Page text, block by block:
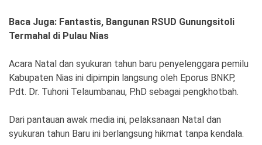
All
Right
Reserve
Baca Juga: Fantastis, Bangunan RSUD Gunungsitoli
Termahal di Pulau Nias
Acara Natal dan syukuran tahun baru penyelenggara pemilu
Kabupaten Nias ini dipimpin langsung oleh Eporus BNKP,
Pdt. Dr. Tuhoni Telaumbanau, P.hD sebagai pengkhotbah.
Dari pantauan awak media ini, pelaksanaan Natal dan
syukuran tahun Baru ini berlangsung hikmat tanpa kendala.